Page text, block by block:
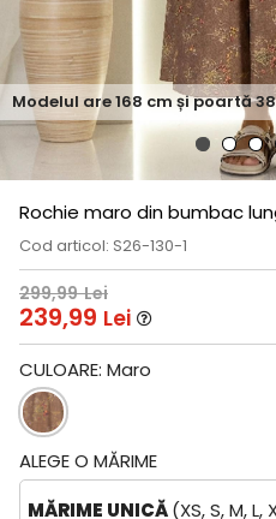
Modelul are168 cm și poartă
Rochie maro din bumbac
Cod articol: S26-130-1
299,99 Lei
239,99 Lei
CULOARE: Maro
ALEGE O MĂRIME
MĂRIME UNICĂ(XS, S, M, L,